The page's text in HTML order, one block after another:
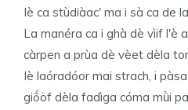
Iè ca stùdiàac' ma i sà ca de
La manéra ca i ghà dè vìif l'è
càrpen a prùa dè vèet dèla
Iè laóradóor mai strach, i
giṍöf dèla fadìga cóma mǜi